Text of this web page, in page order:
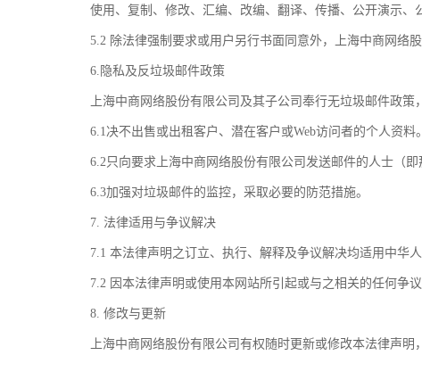
使用、复制、修改、汇编、改编、翻译、传播、公开演示、
5.2 除法律强制要求或用户另行书面同意外，上海中商网络
6.隐私及反垃圾邮件政策
上海中商网络股份有限公司及其子公司奉行无垃圾邮件政
6.1决不出售或出租客户、潜在客户或Web访问者的个人资料
6.2只向要求上海中商网络股份有限公司发送邮件的人士（
6.3加强对垃圾邮件的监控，采取必要的防范措施。
7. 法律适用与争议解决
7.1 本法律声明之订立、执行、解释及争议解决均适用中华
7.2 因本法律声明或使用本网站所引起或与之相关的任何争
8. 修改与更新
上海中商网络股份有限公司有权随时更新或修改本法律声